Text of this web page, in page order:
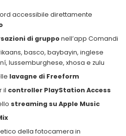
accessibile direttamente
di grupponell’app Comandi
basco, baybayin, inglese
lussemburghese, xhosa e zulu
lavagne di Freeform
il controller PlayStation Access
streaming su Apple Music
della fotocamera in